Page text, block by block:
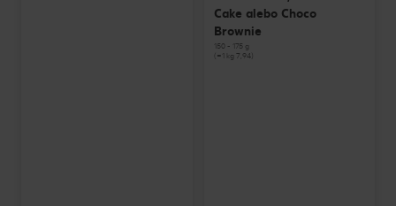
Cake alebo Choco
Brownie
150 - 175 g
(=1 kg 7,94)